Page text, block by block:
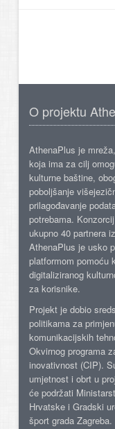
O projektu
AthenaPlus je
koja ima za cilj
kulturne baštine,
poboljšanje
prilagođavanje
potrebama.
ukupno 40 partnera
AthenaPlus je usko
platformom pomoću
digitaliziranog
za korisnike.
Projekt je dobio
politikama za
komunikacijskih
Okvirnog programa
inovativnost (CIP).
umjetnost i obrt u
će podržati
Hrvatske i Gradski
šport grada Zagreba.